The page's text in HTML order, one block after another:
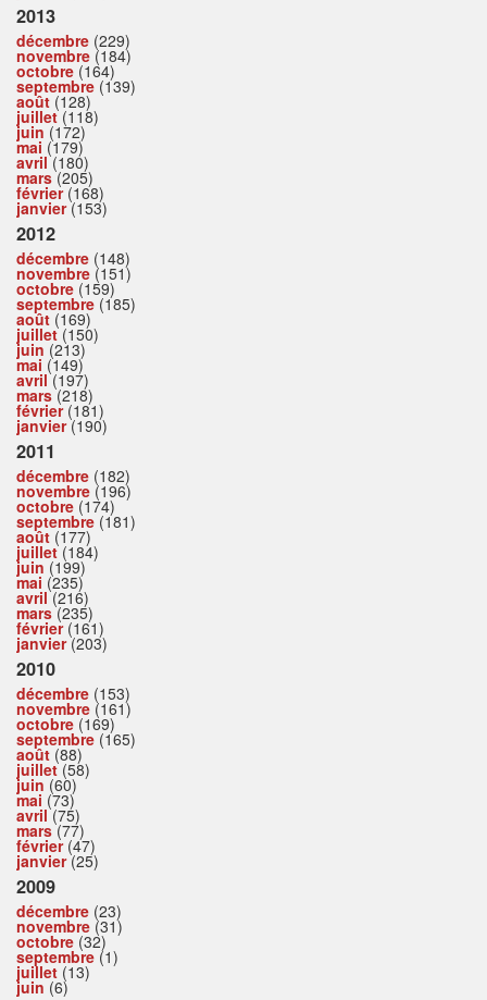
2013
décembre (229)
novembre (184)
octobre (164)
septembre (139)
août (128)
juillet(118)
juin (172)
mai (179)
avril(180)
mars(205)
février(168)
janvier(153)
2012
décembre (148)
novembre (151)
octobre (159)
septembre (185)
août (169)
juillet(150)
juin (213)
mai (149)
avril(197)
mars(218)
février(181)
janvier(190)
2011
décembre (182)
novembre (196)
octobre (174)
septembre (181)
août (177)
juillet(184)
juin (199)
mai (235)
avril(216)
mars(235)
février(161)
janvier(203)
2010
décembre (153)
novembre (161)
octobre (169)
septembre (165)
août (88)
juillet(58)
juin (60)
mai (73)
avril(75)
mars(77)
février(47)
janvier(25)
2009
décembre (23)
novembre (31)
octobre (32)
septembre (1)
juillet (13)
juin (6)